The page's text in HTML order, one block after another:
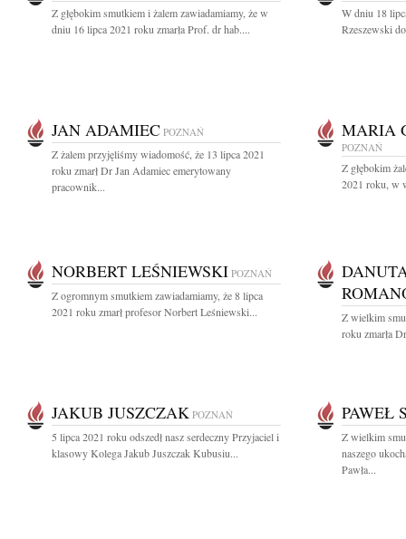
Z głębokim smutkiem i żalem zawiadamiamy, że w
dniu 16 lipca 2021 roku zmarła Prof. dr hab....
W dniu 18
Rzeszewski
JAN ADAMIEC POZNAŃ
Z żalem przyjęliśmy wiadomość, że 13 lipca 2021
roku zmarł Dr Jan Adamiec emerytowany
pracownik...
MARIA
POZNAŃ
Z głębokim
2021 roku, w
NORBERT LEŚNIEWSKI POZNAŃ
Z ogromnym smutkiem zawiadamiamy, że 8 lipca
2021 roku zmarł profesor Norbert Leśniewski...
Z wielkim
roku zmarła
JAKUB JUSZCZAK POZNAŃ
5 lipca 2021 roku odszedł nasz serdeczny Przyjaciel i
klasowy Kolega Jakub Juszczak Kubusiu...
PAWEŁ
Z wielkim
naszego
Pawła...